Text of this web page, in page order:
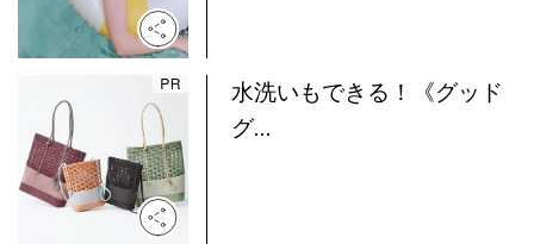
水洗いもできる！《グッド
グ...